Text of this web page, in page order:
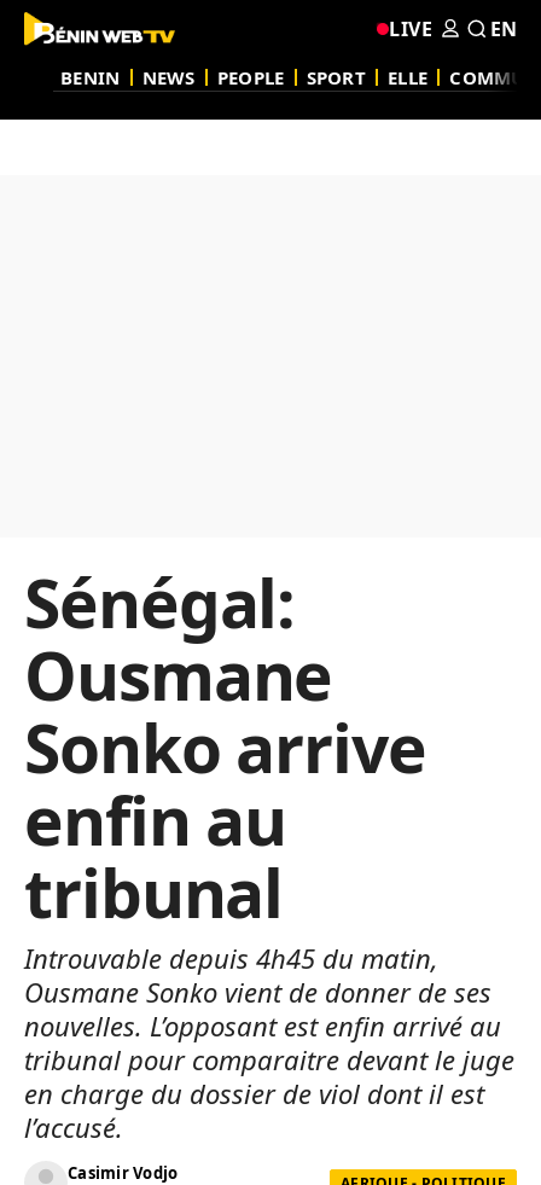
BENIN NEWS PEOPLE SPORT ELLE
LIVE EN
Sénégal:
Ousmane
Sonko arrive
enfin au
tribunal
Introuvable depuis 4h45 du matin,
Ousmane Sonko vient de donner de ses
nouvelles. L’opposant est enfin arrivé au
tribunal pour comparaitre devant le juge
en charge du dossier de viol dont il est
l’accusé.
Casimir Vodjo